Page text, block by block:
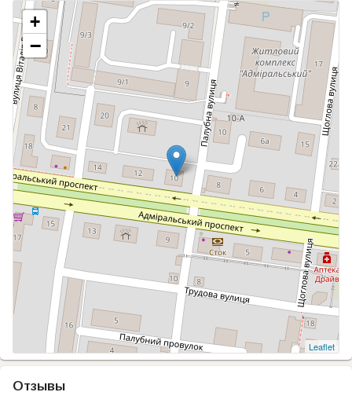
+
−
Leaflet
Отзывы